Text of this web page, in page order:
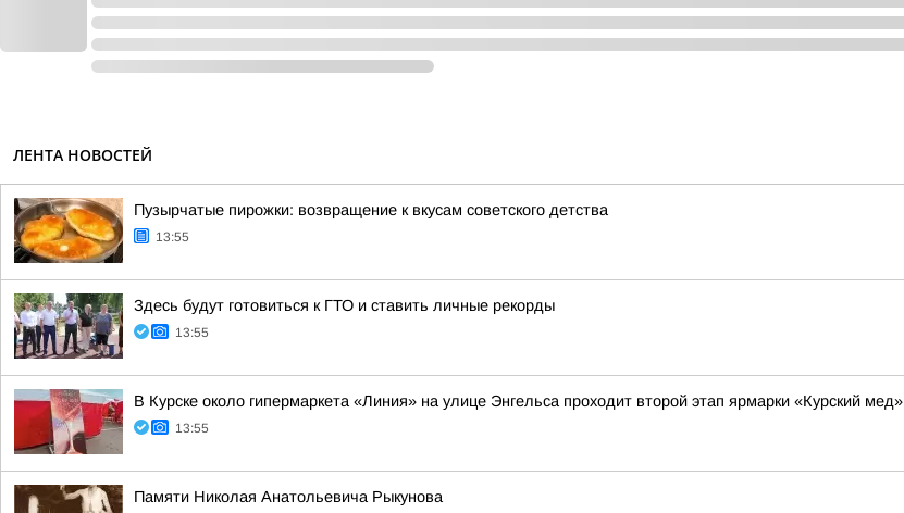
ЛЕНТА НОВОСТЕЙ
Пузырчатые пирожки: возвращение к вкусам советского детства
13:55
Здесь будут готовиться к ГТО и ставить личные рекорды
13:55
В Курске около гипермаркета «Линия» на улице Энгельса проходит второй этап ярмарки «Курский мед»
13:55
Памяти Николая Анатольевича Рыкунова